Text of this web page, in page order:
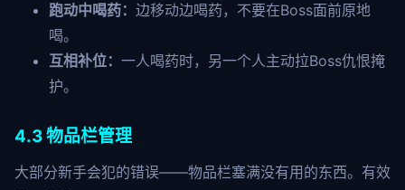
跑动中喝药： 边移动边喝药，不要在Boss面前原地
喝。
互相补位： 一人喝药时，另一个人主动拉Boss仇恨掩
护。
4.3 物品栏管理
大部分新手会犯的错误——物品栏塞满没有用的东西。有效